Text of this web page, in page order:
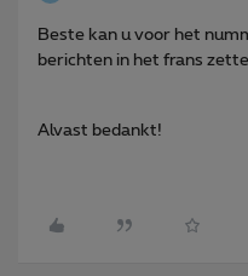
Beste kan u voor het
berichten in het frans
Alvast bedankt!